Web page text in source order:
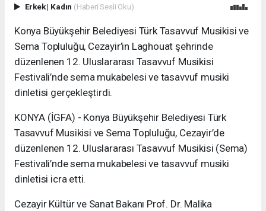
Erkek| Kadın (Haberi Sesli Oku)
Konya Büyükşehir Belediyesi Türk Tasavvuf Musikisi ve
Sema Topluluğu, Cezayir’in Laghouat şehrinde
düzenlenen 12. Uluslararası Tasavvuf Musikisi
Festivali’nde sema mukabelesi ve tasavvuf musiki
dinletisi gerçekleştirdi.
KONYA (İGFA) - Konya Büyükşehir Belediyesi Türk
Tasavvuf Musikisi ve Sema Topluluğu, Cezayir’de
düzenlenen 12. Uluslararası Tasavvuf Musikisi (Sema)
Festivali’nde sema mukabelesi ve tasavvuf musiki
dinletisi icra etti.
Cezayir Kültür ve Sanat Bakanı Prof. Dr. Malika